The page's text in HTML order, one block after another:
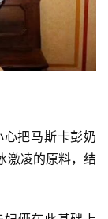
把马斯卡彭奶
激凌的原料，结